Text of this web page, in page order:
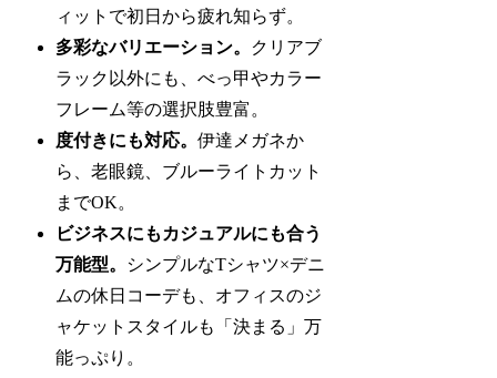
ィットで初日から疲れ知らず。
多彩なバリエーション。
クリアブ
ラック以外にも、べっ甲やカラー
フレーム等の選択肢豊富。
度付きにも対応。伊達メガネか
ら、老眼鏡、ブルーライトカット
までOK。
ビジネスにもカジュアルにも合う
万能型。
シンプルなTシャツ×デニ
ムの休日コーデも、オフィスのジ
ャケットスタイルも「決まる」万
能っぷり。